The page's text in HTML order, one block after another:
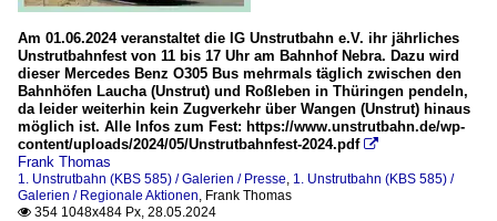
Am 01.06.2024 veranstaltet die IG Unstrutbahn e.V. ihr jährliches
Unstrutbahnfest von 11 bis 17 Uhr am Bahnhof Nebra. Dazu wird
dieser Mercedes Benz O305 Bus mehrmals täglich zwischen den
Bahnhöfen Laucha (Unstrut) und Roßleben in Thüringen pendeln,
da leider weiterhin kein Zugverkehr über Wangen (Unstrut) hinaus
möglich ist. Alle Infos zum Fest: https://www.unstrutbahn.de/wp-
content/uploads/2024/05/Unstrutbahnfest-2024.pdf 
Frank Thomas
1. Unstrutbahn (KBS 585) / Galerien / Presse 1. Unstrutbahn (KBS 585) /
Galerien / Regionale Aktionen Frank Thomas
 354 1048x484 Px, 28.05.2024